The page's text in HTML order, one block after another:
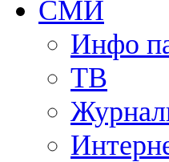
СМИ
Инфо
ТВ